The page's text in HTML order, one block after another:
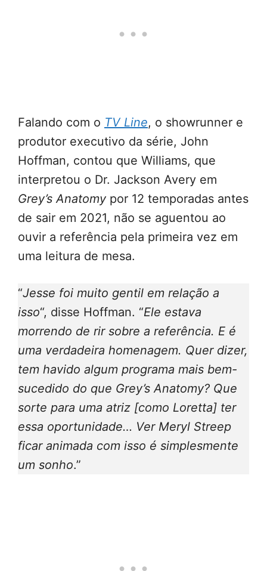
Falando com o TV Line, o showrunner e
produtor executivo da série, John
Hoffman, contou que Williams, que
interpretou o Dr. Jackson Avery em
Grey’s Anatomypor 12 temporadas antes
de sair em 2021, não se aguentou ao
ouvir a referência pela primeira vez em
uma leitura de mesa.
“Jesse foi muito gentil em relação a
isso“, disse Hoffman. “Ele estava
morrendo de rir sobre a referência. E é
uma verdadeira homenagem. Quer dizer,
tem havido algum programa mais bem-
sucedido do que Grey’s Anatomy? Que
sorte para uma atriz [como Loretta] ter
essa oportunidade… Ver Meryl Streep
ficar animada com isso é simplesmente
um sonho.”